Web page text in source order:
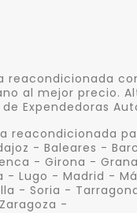
reacondicionada
al mejor precio.
Expendedoras
reacondicionada
- Baleares -
- Girona -
- Lugo - Madrid -
- Soria -
-